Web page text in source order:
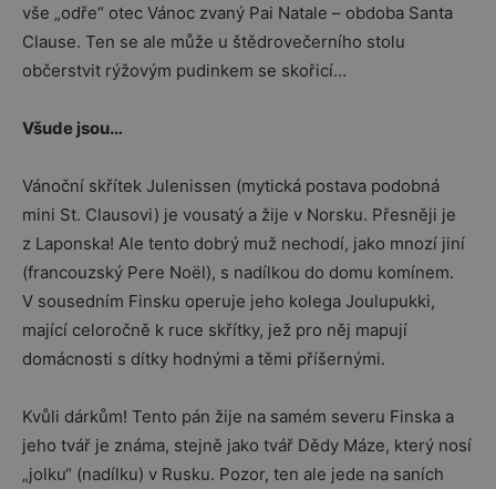
vše „odře“ otec Vánoc zvaný Pai Natale – obdoba Santa
Clause. Ten se ale může u štědrovečerního stolu
občerstvit rýžovým pudinkem se skořicí…
Všude jsou…
Vánoční skřítek Julenissen (mytická postava podobná
mini St. Clausovi) je vousatý a žije v Norsku. Přesněji je
z Laponska! Ale tento dobrý muž nechodí, jako mnozí jiní
(francouzský Pere Noël), s nadílkou do domu komínem.
V sousedním Finsku operuje jeho kolega Joulupukki,
mající celoročně k ruce skřítky, jež pro něj mapují
domácnosti s dítky hodnými a těmi příšernými.
Kvůli dárkům! Tento pán žije na samém severu Finska a
jeho tvář je známa, stejně jako tvář Dědy Máze, který nosí
„jolku“ (nadílku) v Rusku. Pozor, ten ale jede na saních